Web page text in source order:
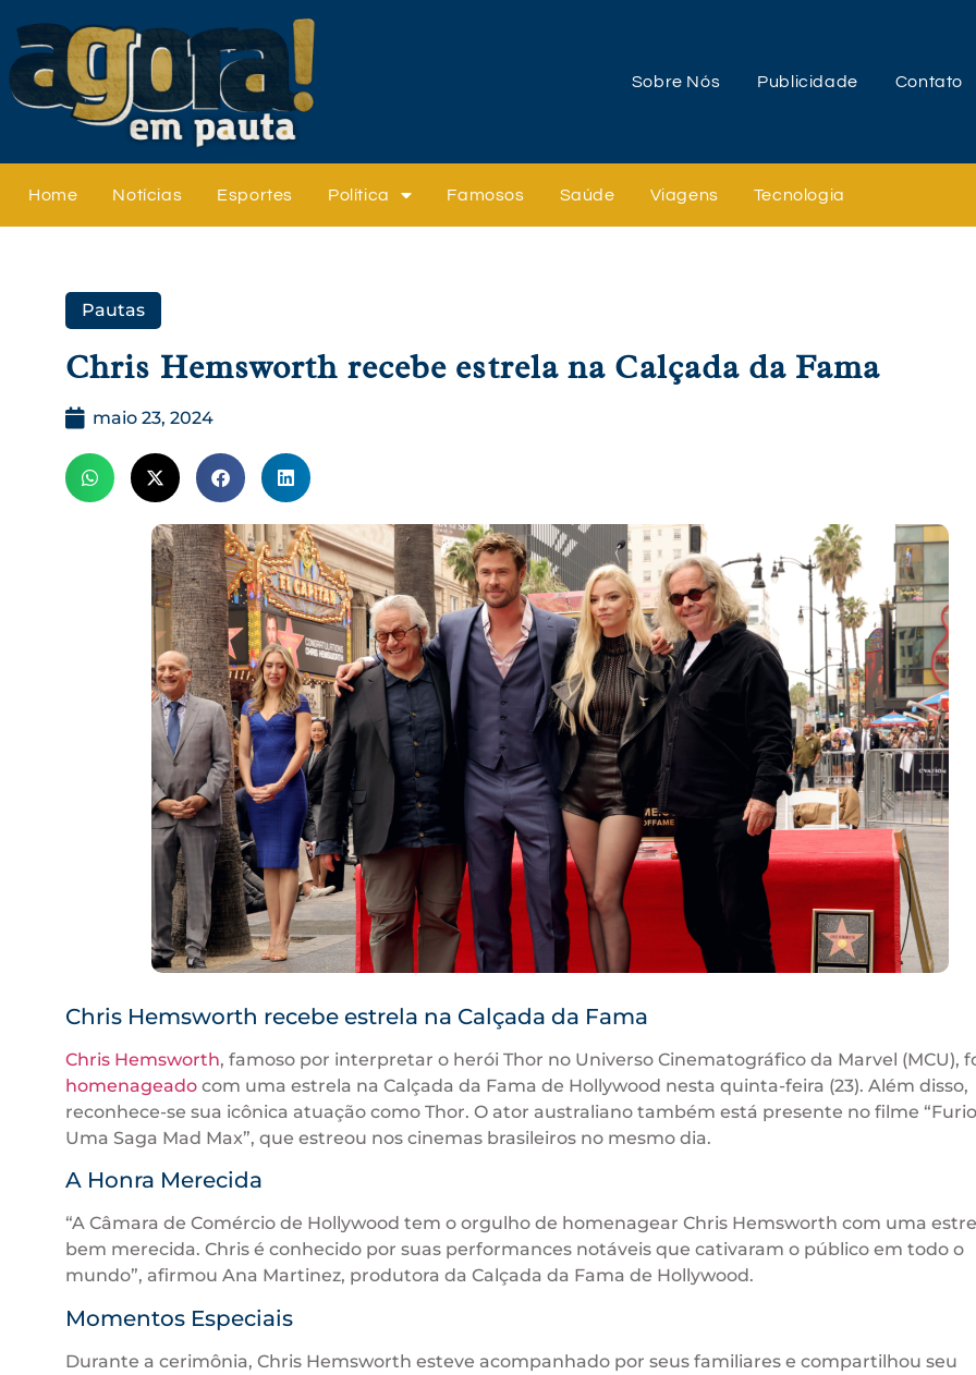
Sobre Nós Publicidade Contato
Home Notícias Esportes Política Famosos Saúde Viagens Tecnologia
Pautas
Chris Hemsworth recebe estrela na Calçada da Fama
maio 23, 2024
Chris Hemsworth recebe estrela na Calçada da Fama
Chris Hemsworth, famoso por interpretar o herói Thor no Universo Cinematográfico da Marvel (MCU),
homenageado com uma estrela na Calçada da Fama de Hollywood nesta quinta-feira (23). Além disso,
reconhece-se sua icônica atuação como Thor. O ator australiano também está presente no filme
Uma Saga Mad Max”, que estreou nos cinemas brasileiros no mesmo dia.
A Honra Merecida
“A Câmara de Comércio de Hollywood tem o orgulho de homenagear Chris Hemsworth com uma
bem merecida. Chris é conhecido por suas performances notáveis que cativaram o público em todo o
mundo”, afirmou Ana Martinez, produtora da Calçada da Fama de Hollywood.
Momentos Especiais
Durante a cerimônia, Chris Hemsworth esteve acompanhado por seus familiares e compartilhou seu